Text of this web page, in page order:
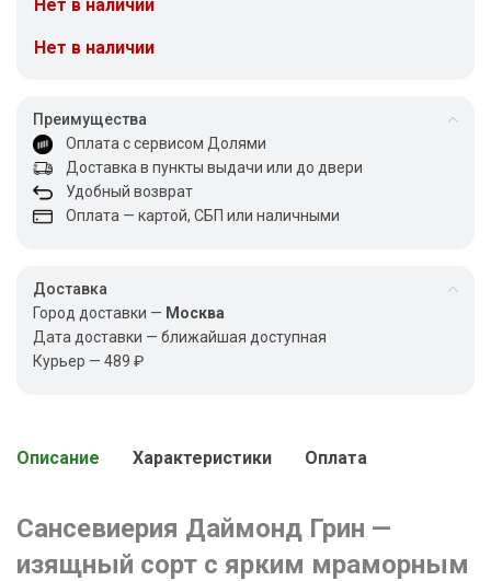
Нет в наличии
Нет в наличии
Преимущества
Оплата с сервисом Долями
Доставка в пункты выдачи или до двери
Удобный возврат
Оплата — картой, СБП или наличными
Доставка
Город доставки — Москва
Дата доставки — ближайшая доступная
Курьер — 489 ₽
Описание Характеристики Оплата
Сансевиерия Даймонд Грин —
изящный сорт с ярким мраморным